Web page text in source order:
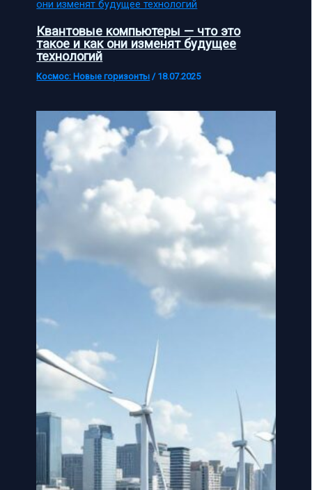
Квантовые компьютеры — что это
такое и как они изменят будущее
технологий
Космос: Новые горизонты / 18.07.2025